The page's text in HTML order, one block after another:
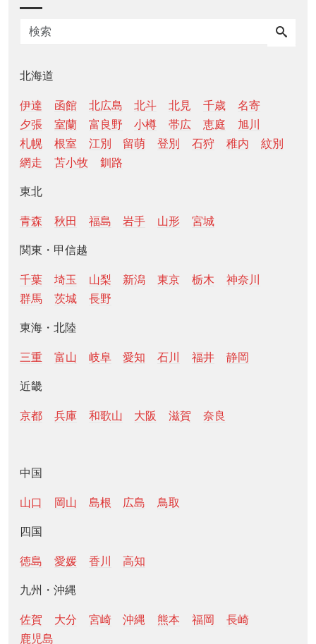
北海道
伊達 函館 北広島 北斗 北見 千歳
名寄
夕張
室蘭 富良野 小樽 帯広 恵庭
旭川
札幌
根室 江別 留萌 登別 石狩 稚内
紋別
網走
苫小牧 釧路
東北
青森 秋田 福島 岩手 山形 宮城
関東・甲信越
千葉 埼玉 山梨 新潟 東京 栃木
神奈川
群馬
茨城 長野
東海・北陸
三重 富山 岐阜 愛知 石川 福井 静岡
近畿
京都 兵庫 和歌山 大阪 滋賀 奈良
中国
山口 岡山 島根 広島 鳥取
四国
徳島 愛媛 香川 高知
九州・沖縄
佐賀 大分 宮崎 沖縄 熊本 福岡
長崎
鹿児島